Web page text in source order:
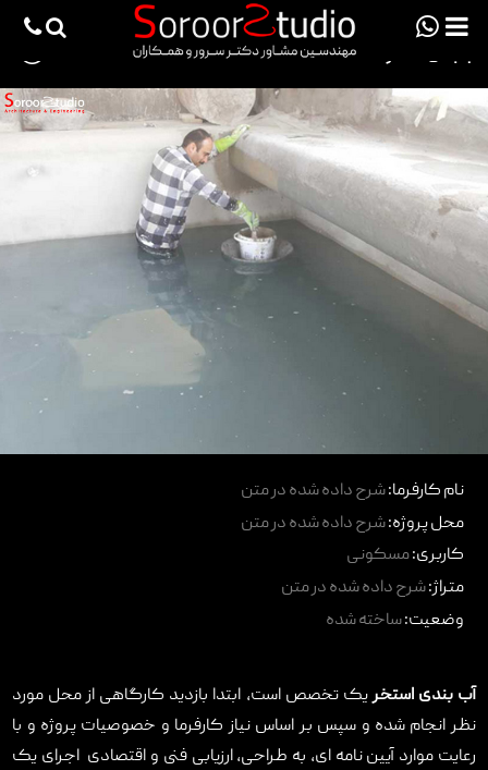
viewportchecker
×
صفحه اصلی
پروژه ها
دانش فنی
خدمات
طراحی
تماس با ما
آب بندی استخر
نام کارفرما:شرح داده شده در متن
محل پروژه:شرح داده شده در متن
کاربری:مسکونی
متراژ:شرح داده شده در متن
وضعیت:ساخته شده
آب بندی استخریک تخصص است، ابتدا بازدید کارگاهی از محل مورد
نظر انجام شده و سپس بر اساس نیاز کارفرما و خصوصیات پروژه و با
رعایت موارد آیین نامه ای، به طراحی، ارزیابی فنی و اقتصادی اجرای یک